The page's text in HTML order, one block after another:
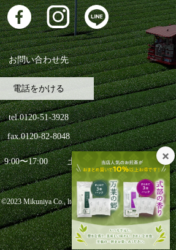
お問い合わせ先
電話をかける
tel.0120-51-3928
fax.0120-82-8048
9:00〜17:00 土日祝日を除く
©2023 Mikuniya Co., ltd.